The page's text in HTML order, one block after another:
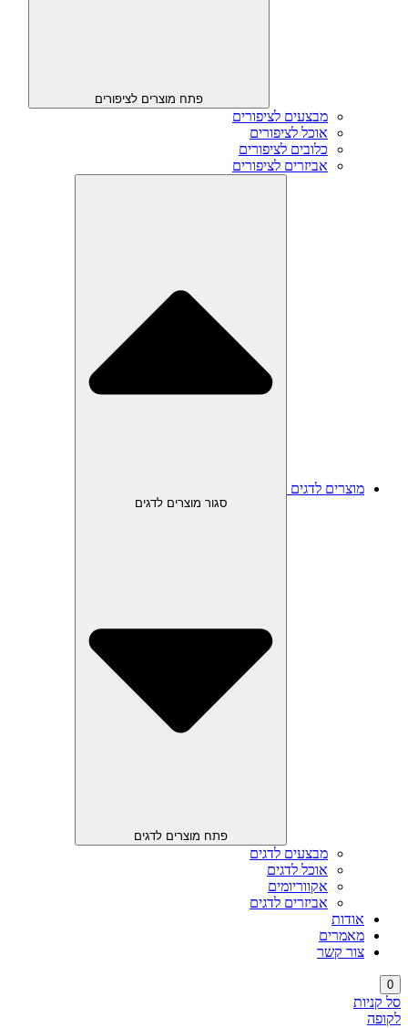
פתח מוצרים לציפורים
מבצעים לציפורים
אוכל לציפורים
כלובים לציפורים
אביזרים לציפורים
מוצרים לדגים
סגור מוצרים לדגים
פתח מוצרים לדגים
מבצעים לדגים
אוכל לדגים
אקווריומים
אביזרים לדגים
אודות
מאמרים
צור קשר
0
סל קניות
לקופה